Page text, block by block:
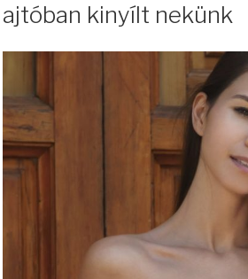
ajtóban kinyílt nekünk